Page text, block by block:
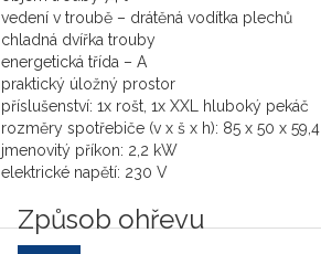
vedení v troubě – drátěná vodítka plechů
chladná dvířka trouby
energetická třída – A
praktický úložný prostor
příslušenství: 1x rošt, 1x XXL hluboký pekáč
rozměry spotřebiče (v x š x h): 85 x 50 x
jmenovitý příkon: 2,2 kW
elektrické napětí: 230 V
Způsob ohřevu